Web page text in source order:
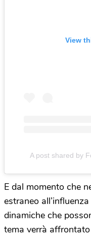
View
A post shared by
E dal momento che
estraneo
dinamiche che
tema verrà affrontato